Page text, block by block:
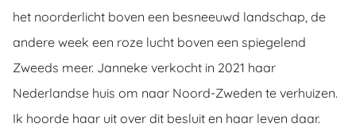
het noorderlicht boven een besneeuwd landschap, de
andere week een roze lucht boven een spiegelend
Zweeds meer. Janneke verkocht in 2021 haar
Nederlandse huis om naar Noord-Zweden te verhuizen.
Ik hoorde haar uit over dit besluit en haar leven daar.
worden
te
over
op